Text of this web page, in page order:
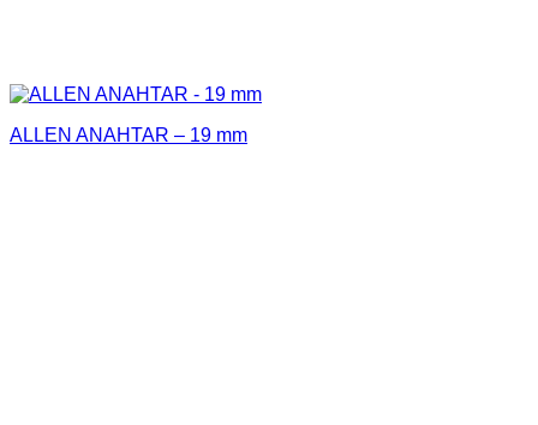
ALLEN ANAHTAR – 19 mm